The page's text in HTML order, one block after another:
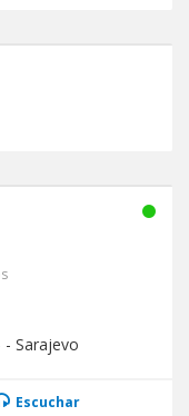
- Sarajevo
Escuchar